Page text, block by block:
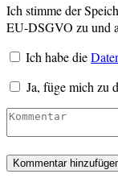
Ich stimme der
EU-DSGVO zu und
Ich habe die
Ja, füge mich zu